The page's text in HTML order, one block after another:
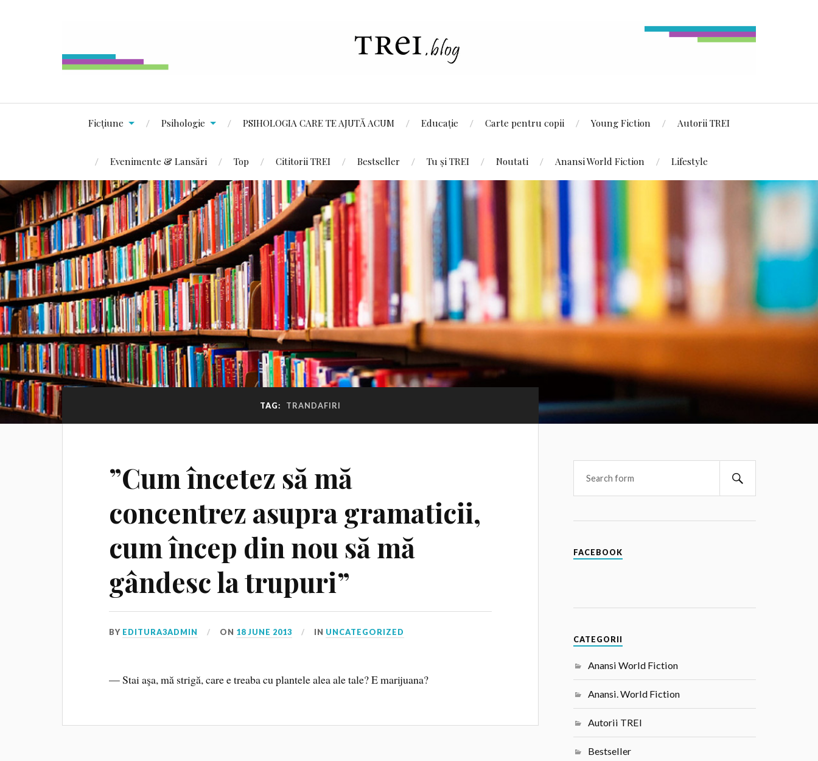
Ficțiune Psihologie PSIHOLOGIA CARE TE AJUTĂ ACUM Educație Carte pentru copii Young Fiction Autorii TREI
Evenimente & Lansări Top Cititorii TREI Bestseller Tu și TREI Noutati Anansi World Fiction Lifestyle
TAG: TRANDAFIRI
”Cum încetez să mă
concentrez asupra gramaticii,
cum încep din nou să mă
gândesc la trupuri”
BY EDITURA3ADMIN ON 18 JUNE 2013 IN UNCATEGORIZED
— Stai aşa, mă strigă, care e treaba cu plantele alea ale tale? E marijuana?
FACEBOOK
CATEGORII
Anansi World Fiction
Anansi. World Fiction
Autorii TREI
Bestseller